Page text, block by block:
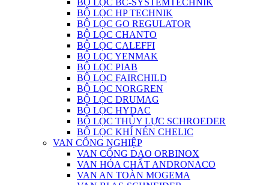
BỘ LỌC BC-SYSTEMTECHNIK
BỘ LỌC HP TECHNIK
BỘ LỌC GO REGULATOR
BỘ LỌC CHANTO
BỘ LỌC CALEFFI
BỘ LỌC YENMAK
BỘ LỌC PIAB
BỘ LỌC FAIRCHILD
BỘ LỌC NORGREN
BỘ LỌC DRUMAG
BỘ LỌC HYDAC
BỘ LỌC THỦY LỰC SCHROEDER
BỘ LỌC KHÍ NÉN CHELIC
VAN CÔNG NGHIỆP
VAN CỔNG DAO ORBINOX
VAN HÓA CHẤT ANDRONACO
VAN AN TOÀN MOGEMA